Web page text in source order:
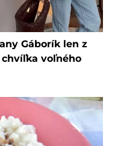
Gáborík len z
voľného